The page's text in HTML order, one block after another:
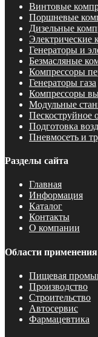
Винтовые
Поршневые
Дизельные
Электрические
Генераторы и
Безмасляные
Компрессоры
Генераторы газа
Компрессоры
Модульные
Пескоструйное
Подготовка
Пневмосеть и
Разделы сайта
Главная
Информация
Каталог
Контакты
О компании
Области применения
Пищевая
Производство
Строительство
Автосервис
Фармацевтика